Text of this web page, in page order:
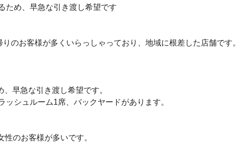
ため、早急な引き渡し希望です
のお客様が多くいらっしゃっており、地域に根差した店舗です。
早急な引き渡し希望です。
シュルーム1席、バックヤードがあります。
のお客様が多いです。